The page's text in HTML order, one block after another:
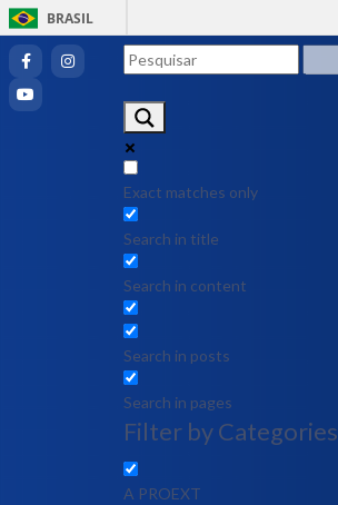
BRASIL
Exact matches only
Search in title
Search in content
Search in posts
Search in pages
Filter by Categories
A PROEXT